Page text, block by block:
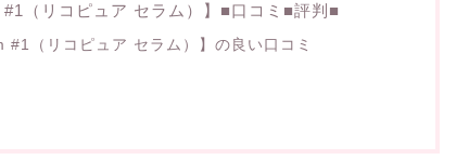
（リコピュア セラム）】■口コミ■評判■
（リコピュア セラム）】の良い口コミ